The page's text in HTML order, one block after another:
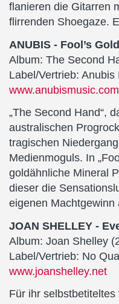
flanieren die Gitarren
flirrenden Shoegaze.
ANUBIS - Fool’s Gold
Album: The Second
Label/Vertrieb:
www.anubismusic.com
„The Second Hand“,
australischen
tragischen
Medienmoguls. In
goldähnliche Mineral
dieser die
eigenen Machtgewinn
JOAN SHELLEY -
Album: Joan Shelley
Label/Vertrieb: No
www.joanshelley.net
Für ihr